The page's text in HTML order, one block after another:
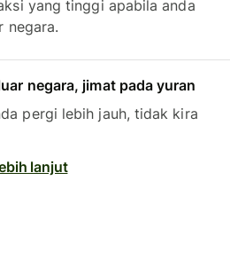
yang tinggi apabila anda
negara.
negara, jimat pada yuran
pergi lebih jauh, tidak kira
lanjut